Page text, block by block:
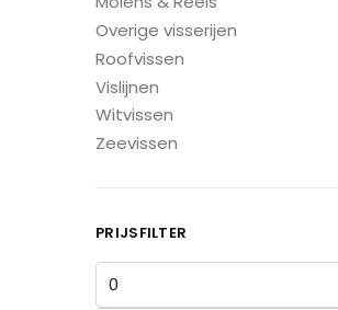
Overige visserijen
Roofvissen
Vislijnen
Witvissen
Zeevissen
PRIJSFILTER